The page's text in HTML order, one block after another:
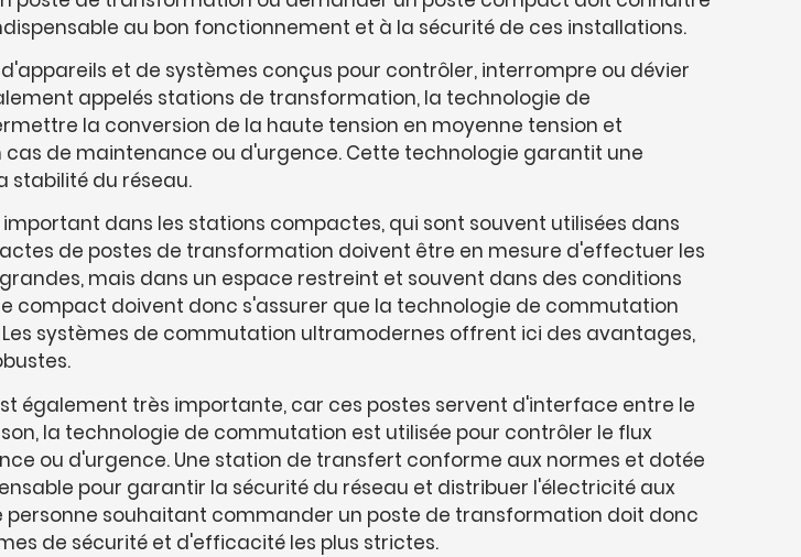
au bon fonctionnement et à la sécurité de ces installations.
et de systèmes conçus pour contrôler, interrompre ou dévier
appelés stations de transformation, la technologie de
la conversion de la haute tension en moyenne tension et
de maintenance ou d'urgence. Cette technologie garantit une
stabilité du réseau.
dans les stations compactes, qui sont souvent utilisées dans
de postes de transformation doivent être en mesure d'effectuer les
mais dans un espace restreint et souvent dans des conditions
compact doivent donc s'assurer que la technologie de commutation
systèmes de commutation ultramodernes offrent ici des avantages,
également très importante, car ces postes servent d'interface entre le
la technologie de commutation est utilisée pour contrôler le flux
ou d'urgence. Une station de transfert conforme aux normes et dotée
pour garantir la sécurité du réseau et distribuer l'électricité aux
souhaitant commander un poste de transformation doit donc
de sécurité et d'efficacité les plus strictes.